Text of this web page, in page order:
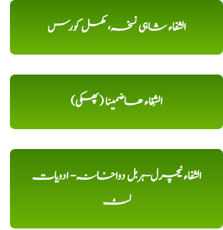
الشفاء شاہی نسخہ، مکمل کورس
الشِفاء ھاضمینا (پھکی)
الشفاء نیچرل-ہربل دواخانہ- ادویات
لسٹ